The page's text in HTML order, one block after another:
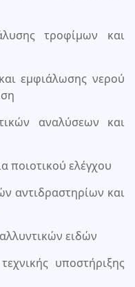
τροφίμων και
εμφιάλωσης νερού
αναλύσεων και
ποιοτικού ελέγχου
αντιδραστηρίων και
ειδών
υποστήριξης